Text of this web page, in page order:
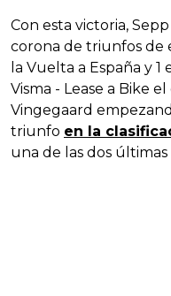
Con esta victoria,
corona de triunfos de
la Vuelta a España y
Visma - Lease a Bike
Vingegaard
triunfo en la
una de las dos últimas